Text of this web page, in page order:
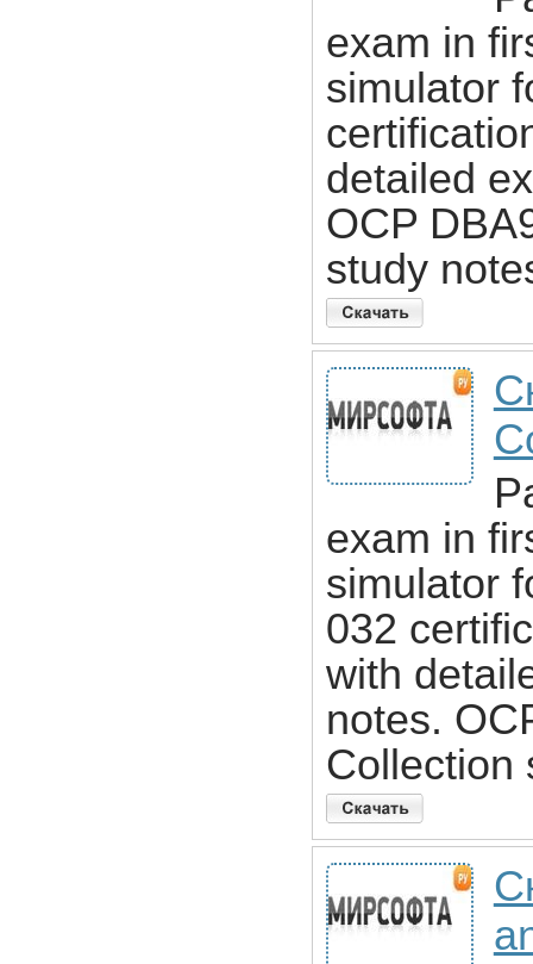
exam in
simulator
detailed
OCP
study
exam in
simulator
032
with
notes.
Collection